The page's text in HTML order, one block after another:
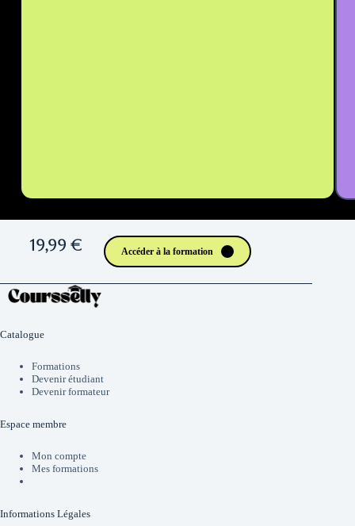
19,99 € Accéder à la formation
Catalogue
Formations
Devenir étudiant
Devenir formateur
Espace membre
Mon compte
Mes formations
Informations Légales